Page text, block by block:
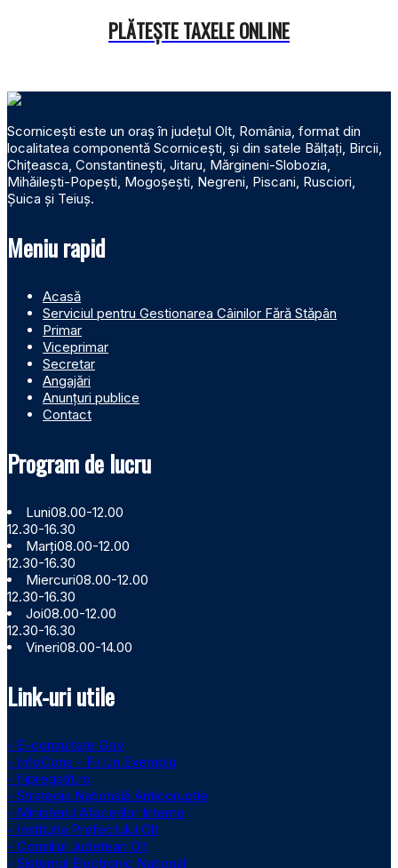
PLĂTEȘTE TAXELE ONLINE
Scornicești este un oraș în județul Olt, România, format din
localitatea componentă Scornicești, și din satele Bălțați, Bircii,
Chițeasca, Constantinești, Jitaru, Mărgineni-Slobozia,
Mihăilești-Popești, Mogoșești, Negreni, Piscani, Rusciori,
Șuica și Teiuș.
Meniu rapid
Acasă
Serviciul pentru Gestionarea Câinilor Fără Stăpân
Primar
Viceprimar
Secretar
Angajări
Anunțuri publice
Contact
Program de lucru
Luni08.00-12.00
12.30-16.30
Marți08.00-12.00
12.30-16.30
Miercuri08.00-12.00
12.30-16.30
Joi08.00-12.00
12.30-16.30
Vineri08.00-14.00
Link-uri utile
- E-consultare Gov
- InfoCons - Fii Un Exemplu
- fiipregatit.ro
- Strategia Națională Anticorupție
- Ministerul Afacerilor Interne
- Instituţia Prefectului Olt
- Consiliul Judetean Olt
- Sistemul Electronic Naţional